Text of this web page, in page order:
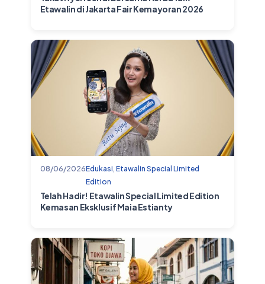
Etawalin di Jakarta Fair Kemayoran 2026
08/06/2026Edukasi, Etawalin Special Limited
Edition
Telah Hadir! Etawalin Special Limited Edition
Kemasan Eksklusif Maia Estianty